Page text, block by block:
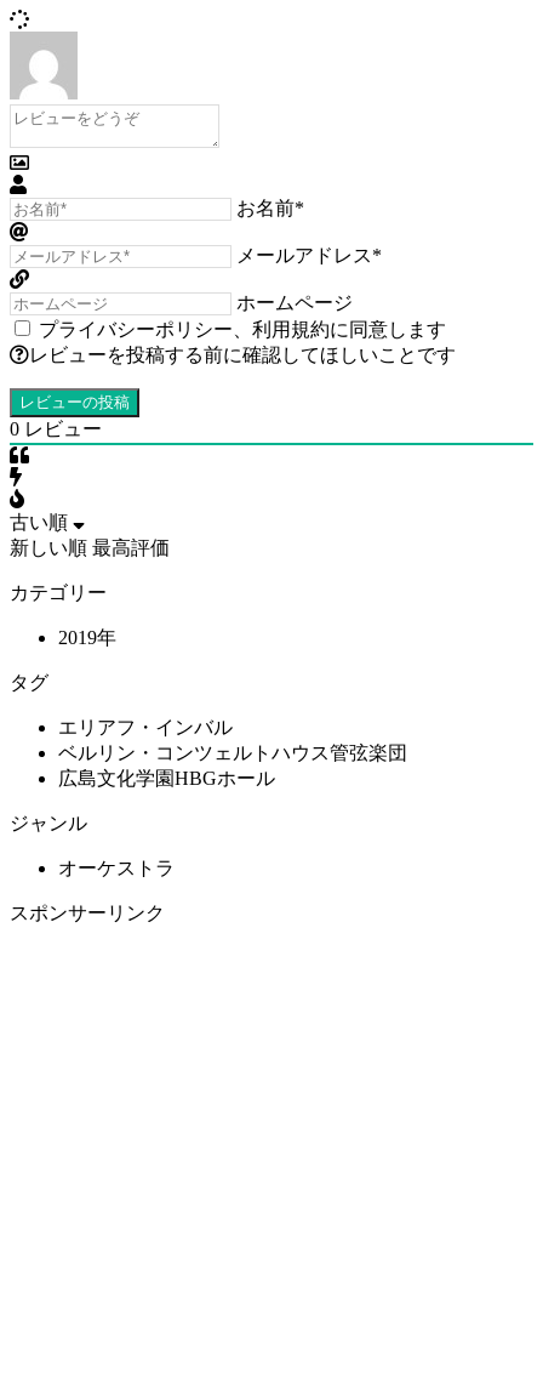
お名前*
メールアドレス*
ホームページ
プライバシーポリシー
利用規約に同意します
レビューを投稿する前に確認してほしいことです
0 レビュー
古い順
新しい順 最高評価
カテゴリー
2019年
タグ
エリアフ・インバル
ベルリン・コンツェルトハウス管弦楽団
広島文化学園HBGホール
ジャンル
オーケストラ
スポンサーリンク